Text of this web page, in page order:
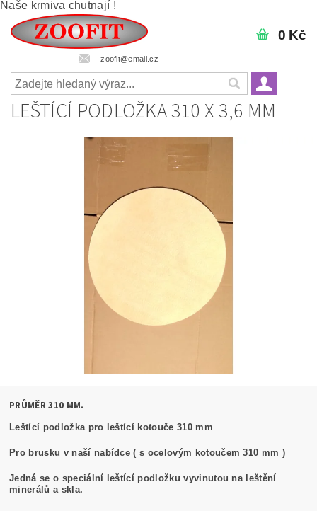
Naše krmiva chutnají !
zoofit@email.cz
0 Kč
LEŠTÍCÍ PODLOŽKA 310 X 3,6 MM
PRŮMĚR 310 MM.
Leštící podložka pro leštící kotouče 310 mm
Pro brusku v naší nabídce ( s ocelovým kotoučem 310 mm )
Jedná se o speciální leštící podložku vyvinutou na leštění
minerálů a skla.